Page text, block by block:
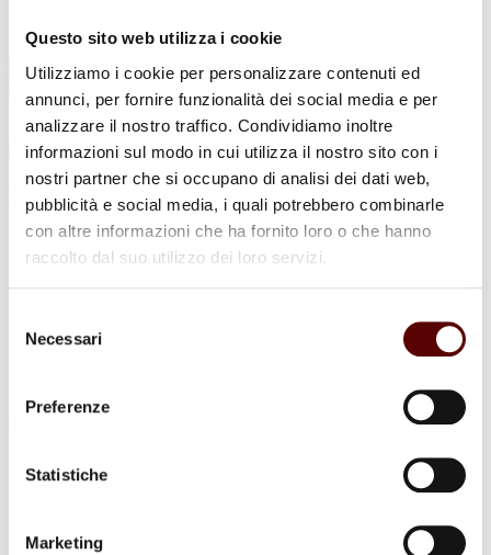
Questo sito web utilizza i cookie
Utilizziamo i cookie per personalizzare contenuti ed
annunci, per fornire funzionalità dei social media e per
analizzare il nostro traffico. Condividiamo inoltre
informazioni sul modo in cui utilizza il nostro sito con i
nostri partner che si occupano di analisi dei dati web,
pubblicità e social media, i quali potrebbero combinarle
con altre informazioni che ha fornito loro o che hanno
raccolto dal suo utilizzo dei loro servizi.
delNecessari
Preferenze
Statistiche
Marketing
Info e Contatti
Cerca
per:
Leonardo Tridoli
30 Giugno 1950 - 10 Gennaio 2023